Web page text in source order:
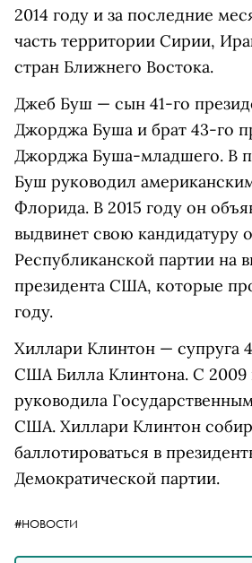
2014 году и за последние
часть территории Сирии,
стран Ближнего Востока.
Джеб Буш — сын 41-го
Джорджа Буша и брат 43-го
Джорджа Буша-младшего. В
Буш руководил
Флорида. В 2015 году он
выдвинет свою кандидатуру
Республиканской партии на
президента США, которые
году.
Хиллари Клинтон — супруга
США Билла Клинтона. С 2009
руководила
США. Хиллари Клинтон
баллотироваться в
Демократической партии.
#НОВОСТИ